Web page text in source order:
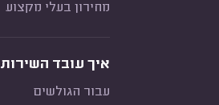
מחירון בעלי מקצוע
איך עובד השירות
עבור הגולשים